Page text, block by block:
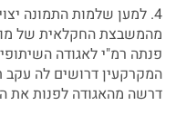
4. למען שלמות התמונה
פנתה רמ"י לאגודה
המקרקעין דרושים לה עקב
דרשה מהאגודה לפנות את